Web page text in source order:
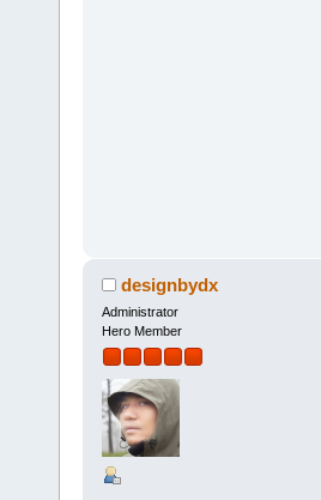
designbydx
Administrator
Hero Member